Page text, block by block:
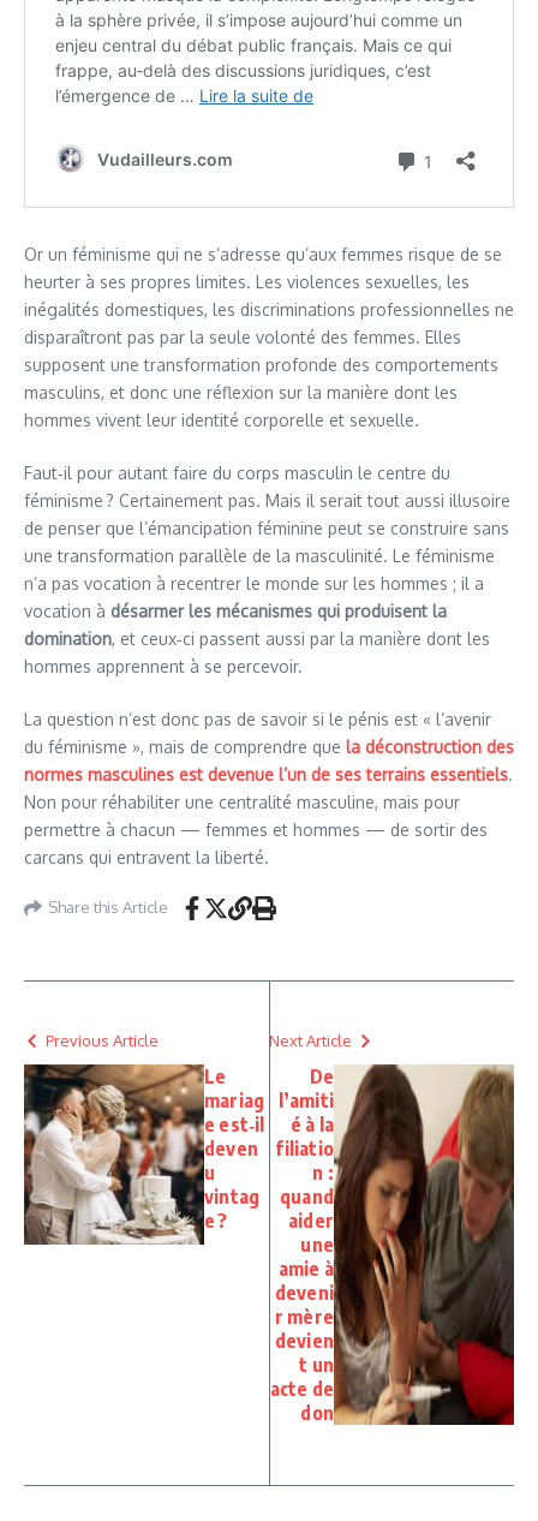
Or un féminisme qui ne s’adresse qu’aux femmes risque de se
heurter à ses propres limites. Les violences sexuelles, les
inégalités domestiques, les discriminations professionnelles ne
disparaîtront pas par la seule volonté des femmes. Elles
supposent une transformation profonde des comportements
masculins, et donc une réflexion sur la manière dont les
hommes vivent leur identité corporelle et sexuelle.
Faut‑il pour autant faire du corps masculin le centre du
féminisme ? Certainement pas. Mais il serait tout aussi illusoire
de penser que l’émancipation féminine peut se construire sans
une transformation parallèle de la masculinité. Le féminisme
n’a pas vocation à recentrer le monde sur les hommes ; il a
vocation à désarmer les mécanismes qui produisent la
domination, et ceux‑ci passent aussi par la manière dont les
hommes apprennent à se percevoir.
La question n’est donc pas de savoir si le pénis est « l’avenir
du féminisme », mais de comprendre que la déconstruction des
normes masculines est devenue l’un de ses terrains essentiels.
Non pour réhabiliter une centralité masculine, mais pour
permettre à chacun — femmes et hommes — de sortir des
carcans qui entravent la liberté.
Share this Article
Previous Article
Le
mariag
e est‑il
deven
u
vintag
e ?
Next Article
De
l’amiti
é à la
filiatio
n :
quand
aider
une
amie à
deveni
r mère
devien
t un
acte de
don